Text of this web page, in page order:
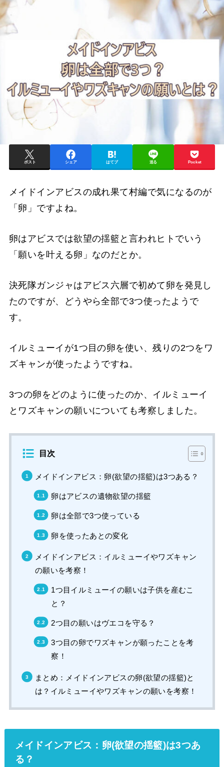
ポスト シェア はてブ 送る Pocket
メイドインアビスの成れ果て村編で気になるのが
「卵」ですよね。
卵はアビスでは欲望の揺籃と言われヒトでいう
「願いを叶える卵」なのだとか。
決死隊ガンジャはアビス六層で初めて卵を発見し
たのですが、どうやら全部で3つ使ったようで
す。
イルミューイが1つ目の卵を使い、残りの2つをワ
ズキャンが使ったようですね。
3つの卵をどのように使ったのか、イルミューイ
とワズキャンの願いについても考察しました。
目次
メイドインアビス：卵(欲望の揺籃)は3つある？
卵はアビスの遺物欲望の揺籃
卵は全部で3つ使っている
卵を使ったあとの変化
メイドインアビス：イルミューイやワズキャン
の願いを考察！
1つ目イルミューイの願いは子供を産むこ
と？
2つ目の願いはヴエコを守る？
3つ目の卵でワズキャンが願ったことを考
察！
まとめ：メイドインアビスの卵(欲望の揺籃)と
は？イルミューイやワズキャンの願いを考察！
メイドインアビス：卵(欲望の揺籃)は3つあ
る？